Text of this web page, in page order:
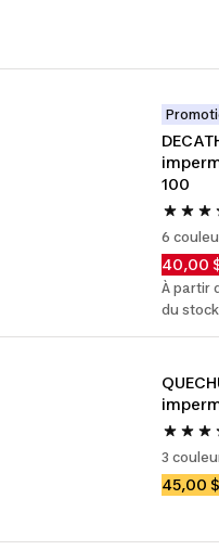
100
6
40,00
À partir
du stock
3
45,00 $